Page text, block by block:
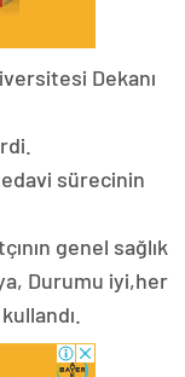
Dekanı
sürecinin
genel sağlık
Durumu iyi,her